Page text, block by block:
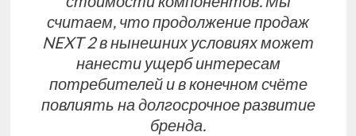
считаем, что продолжение продаж
NEXT 2 в нынешних условиях может
нанести ущерб интересам
потребителей и в конечном счёте
повлиять на долгосрочное развитие
бренда.